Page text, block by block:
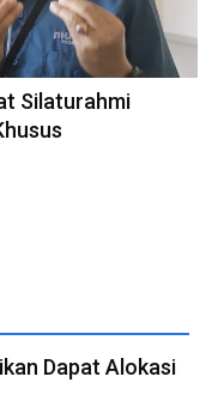
Silaturahmi
Dapat Alokasi